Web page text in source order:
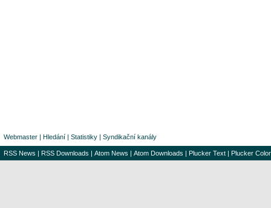
Webmaster | Hledání | Statistiky | Syndikační kanály
RSS News | RSS Downloads | Atom News | Atom Downloads | Plucker Text | Plucker Color